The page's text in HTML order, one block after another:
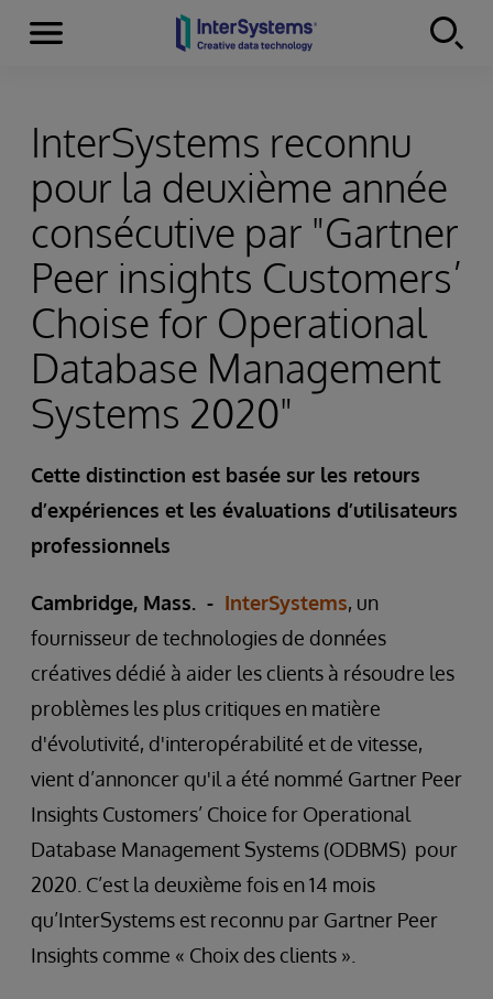
Skip to content
Menu
InterSystems reconnu
pour la deuxième année
consécutive par "Gartner
Peer insights Customers’
Choise for Operational
Database Management
Systems 2020"
Cette distinction est basée sur les retours
d’expériences et les évaluations d’utilisateurs
professionnels
Cambridge, Mass. - InterSystems, un
fournisseur de technologies de données
créatives dédié à aider les clients à résoudre les
problèmes les plus critiques en matière
d'évolutivité, d'interopérabilité et de vitesse,
vient d’annoncer qu'il a été nommé Gartner Peer
Insights Customers’ Choice for Operational
Database Management Systems (ODBMS) pour
2020. C’est la deuxième fois en 14 mois
qu’InterSystems est reconnu par Gartner Peer
Insights comme « Choix des clients ».